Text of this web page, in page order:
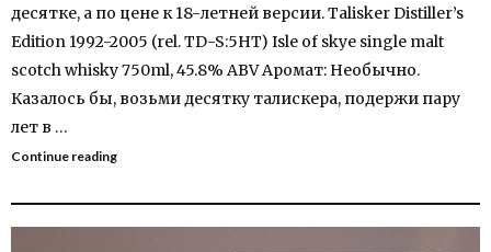
десятке, а по цене к 18-летней версии. Talisker Distiller’s
Edition 1992-2005 (rel. TD-S:5HT) Isle of skye single malt
scotch whisky 750ml, 45.8% ABV Аромат: Необычно.
Казалось бы, возьми десятку талискера, подержи пару
лет в …
Continue reading